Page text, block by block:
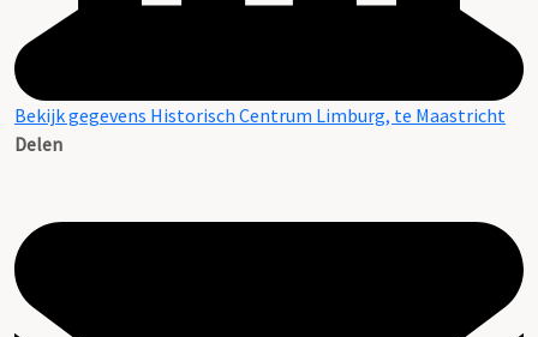
Bekijk gegevens Historisch Centrum Limburg, te Maastricht
Delen